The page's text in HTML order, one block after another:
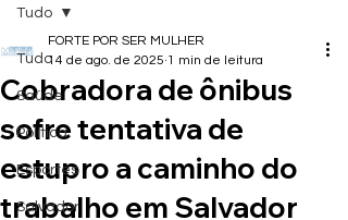
Tudo
Saúde
Política
Esportes
Salvador
Tudo
Cobradora de ônibus
sofre tentativa de
estupro a caminho do
trabalho em Salvador
FORTE POR SER MULHER
14 de ago. de 2025 1 min de leitura